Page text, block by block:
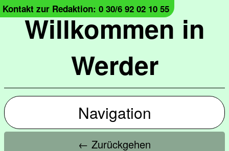
Willkommen in
Werder
Kontakt zur Redaktion: 0 30/6 92 02 10 55
Navigation
← Zurückgehen